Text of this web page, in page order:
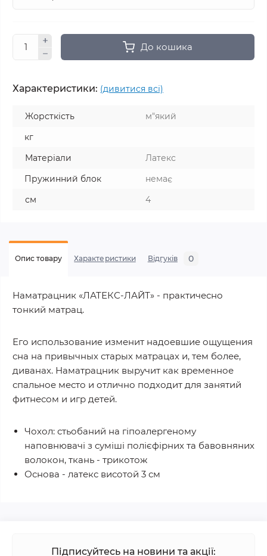
До кошика
Характеристики: (дивитися всі)
Жорсткість
м"який
кг
Матеріали
Латекс
Пружинний блок
немає
см
4
Опис товару Характеристики Відгуків 0
Наматрацник «ЛАТЕКС-ЛАЙТ» - практичесно
тонкий матрац.
Его использование изменит надоевшие ощущения
сна на привычных старых матрацах и, тем более,
диванах. Наматрацник выручит как временное
спальное место и отлично подходит для занятий
фитнесом и игр детей.
Чохол: стьобаний на гіпоалергеному
наповнювачі з суміші полієфірних та бавовняних
волокон, ткань - трикотож
Основа - латекс висотой 3 см
Підписуйтесь на новини та акції: